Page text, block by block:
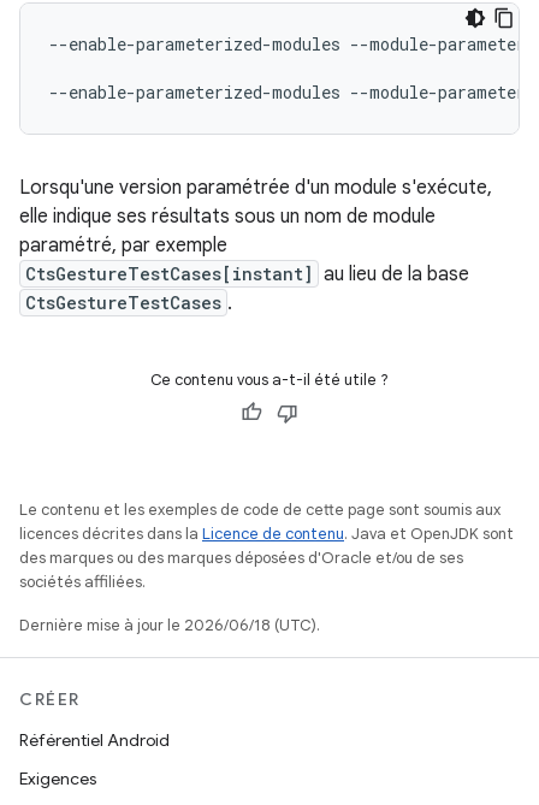
--enable-parameterized-modules --module-parameter
--enable-parameterized-modules --module-parameter
Lorsqu'une version paramétrée d'un module s'exécute,
elle indique ses résultats sous un nom de module
paramétré, par exemple
CtsGestureTestCases[instant] au lieu de la base
CtsGestureTestCases .
Ce contenu vous a-t-il été utile ?
Le contenu et les exemples de code de cette page sont soumis aux
licences décrites dans la Licence de contenu. Java et OpenJDK sont
des marques ou des marques déposées d'Oracle et/ou de ses
sociétés affiliées.
Dernière mise à jour le 2026/06/18 (UTC).
CRÉER
Référentiel Android
Exigences